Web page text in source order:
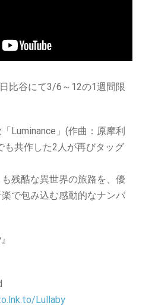
比谷にて3/6～12の1週間限
Luminance」(作曲：原摩利
も共作した2人が再びタッグ
残酷な異世界の旅路を、優
で包み込む感動的なナンバ
Lullaby